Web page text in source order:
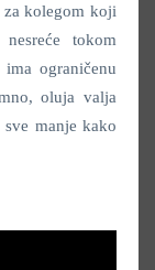
kolegom koji
tokom
ograničenu
oluja valja
manje kako